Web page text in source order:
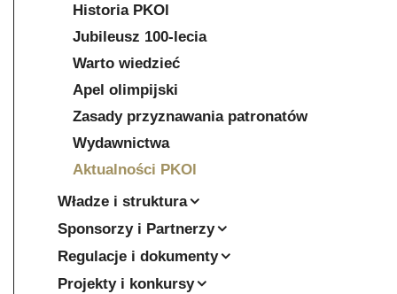
Historia PKOl
Jubileusz 100-lecia
Warto wiedzieć
Apel olimpijski
Zasady przyznawania patronatów
Wydawnictwa
Aktualności PKOl
Władze i struktura
Sponsorzy i Partnerzy
Regulacje i dokumenty
Projekty i konkursy